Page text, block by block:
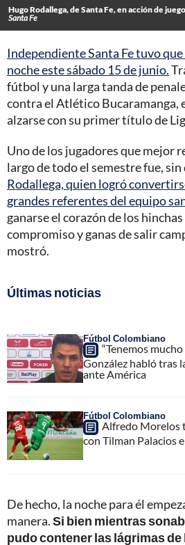
Hugo Rodallega, de Santa Fe, en acción de
Santa Fe
Independiente Santa Fe tuvo
noche este sábado 15 de junio.
fútbol y una larga tanda de
contra el Atlético Bucaramanga,
alzarse con su primer título de
Uno de los jugadores que mejor
largo de todo el semestre fue, sin
Rodallega, quien logró
grandes referentes del equipo
ganarse el corazón de los
compromiso y ganas de salir
mostró.
Últimas noticias
Fútbol Colombiano
“Tenemos
González habló tras
ante América
Fútbol Colombiano
Alfredo Morelos
con Tilman Palacios
De hecho, la noche para él
manera.Si bien mientras
pudo contener las lágrimas